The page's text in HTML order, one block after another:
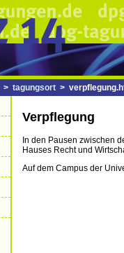
> tagungsort >
Verpflegung
In den Pausen zwischen
Hauses Recht und
Auf dem Campus der